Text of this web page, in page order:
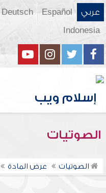
عربي Español
Deutsch
Indonesia
الصوتيات
الصوتيات عرض المادة